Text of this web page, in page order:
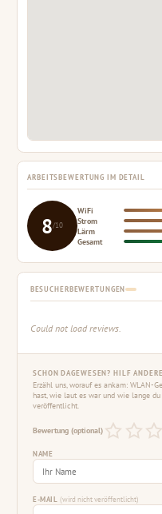
ARBEITSBEWERTUNG IM DETAIL
8/10
WiFi
Strom
Lärm
Gesamt
BESUCHERBEWERTUNGEN
Could not load reviews.
SCHON DAGEWESEN? HILF
Erzähl uns, worauf es ankam: WLAN-
hast, wie laut es war und wie lange
veröffentlicht.
Bewertung (optional)
NAME
E-MAIL(wird nicht veröffentlicht)